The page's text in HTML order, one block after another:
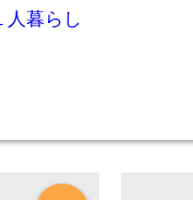
人暮らし